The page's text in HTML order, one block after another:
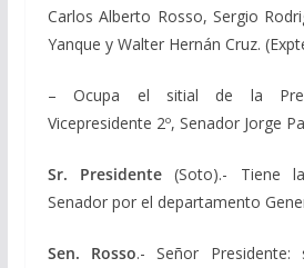
Carlos Alberto Rosso, Sergio
Yanque y Walter Hernán Cruz.
– Ocupa el sitial de la
Vicepresidente 2º, Senador Jorge
Sr. Presidente (Soto).- Tiene
Senador por el departamento
Sen. Rosso.- Señor Presidente: